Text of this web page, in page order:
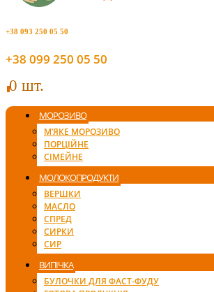
+38 093 250 05 50
+38 099 250 05 50
00 шт.
МОРОЗИВО
М’ЯКЕ МОРОЗИВО
ПОРЦІЙНЕ
СІМЕЙНЕ
МОЛОКОПРОДУКТИ
ВЕРШКИ
МАСЛО
СПРЕД
СИРКИ
СИР
ВИПІЧКА
БУЛОЧКИ ДЛЯ ФАСТ-ФУДУ